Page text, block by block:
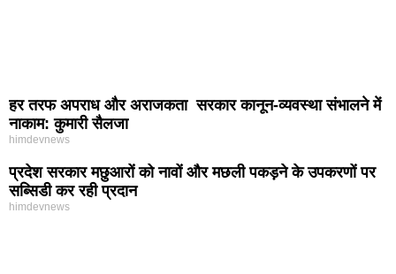
हर तरफ अपराध और अराजकता सरकार कानून-व्यवस्था संभालने में
नाकाम: कुमारी सैलजा
himdevnews
प्रदेश सरकार मछुआरों को नावों और मछली पकड़ने के उपकरणों पर
सब्सिडी कर रही प्रदान
himdevnews